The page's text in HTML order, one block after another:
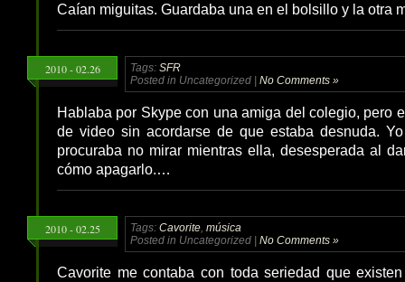
Caían miguitas. Guardaba una en el bolsillo y la otra
2010 - 02.26 Tags: SFR
Posted in Uncategorized | No Comments »
Hablaba por Skype con una amiga del colegio, pero
de video sin acordarse de que estaba desnuda.
procuraba no mirar mientras ella, desesperada al
cómo apagarlo.…
2010 - 02.25 Tags: Cavorite música
Posted in Uncategorized | No Comments »
Cavorite me contaba con toda seriedad que